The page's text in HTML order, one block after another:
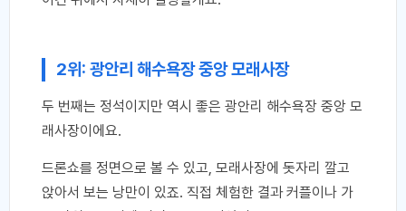
2위: 광안리 해수욕장 중앙 모래사장
두 번째는 정석이지만 역시 좋은 광안리 해수욕장 중앙 모
래사장이에요.
드론쇼를 정면으로 볼 수 있고, 모래사장에 돗자리 깔고
앉아서 보는 낭만이 있죠. 직접 체험한 결과 커플이나 가